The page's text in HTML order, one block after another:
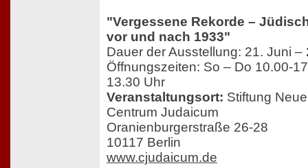
"Vergessene Rekorde –
vor und nach 1933"
Dauer der Ausstellung: 21. Juni –
Öffnungszeiten: So – Do 10.00-
13.30 Uhr
Veranstaltungsort: Stiftung
Centrum Judaicum
Oranienburgerstraße 26-28
10117 Berlin
www.cjudaicum.de